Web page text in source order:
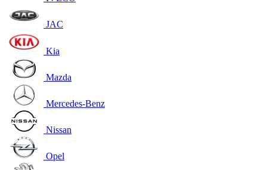
JAC
Kia
Mazda
Mercedes-Benz
Nissan
Opel